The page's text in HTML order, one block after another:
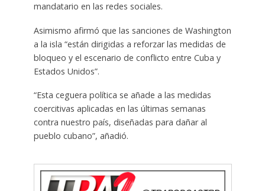
mandatario en las redes sociales.
Asimismo afirmó que las sanciones de Washington
a la isla “están dirigidas a reforzar las medidas de
bloqueo y el escenario de conflicto entre Cuba y
Estados Unidos”.
“Esta ceguera política se añade a las medidas
coercitivas aplicadas en las últimas semanas
contra nuestro país, diseñadas para dañar al
pueblo cubano”, añadió.